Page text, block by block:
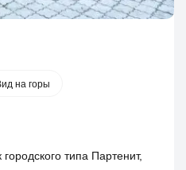
на горы
типа Партенит,